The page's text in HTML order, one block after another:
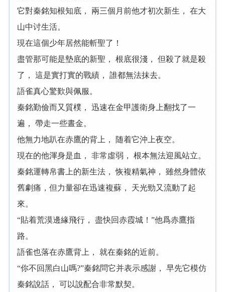
它對秦銘知根知底， 兩三個月前他才初次新生， 在大
山中讨生活。
現在這個少年居然能斬聖了！
盡管那可能是墊底的新聖， 根底很淺， 但殺了就是殺
了， 這是實打實的戰績， 誰都無法抹去。
語雀真心驚歎與佩服。
秦銘勤儉而又質樸， 迅速在金甲護衛身上翻找了一
遍， 帶走一些晝金。
他無力地趴在赤鷹的背上， 随着它沖上夜空。
現在的他渾身是血， 非常虛弱， 根本無法迎風站立。
秦銘運轉帛書上的新生法， 恢複精氣神， 雖然身體依
舊劇痛，但力量卻在迅速複蘇， 天光勁又流動了起
來。
“貼着荒漠邊緣飛行， 盡快回赤霞城！”他爲赤鷹指
路。
語雀也落在赤鷹背上， 就在秦銘的近前。
“你不回黑白山嗎?”秦銘問它并表示感謝， 早先它模仿
秦銘說話， 可以說配合非常默契。